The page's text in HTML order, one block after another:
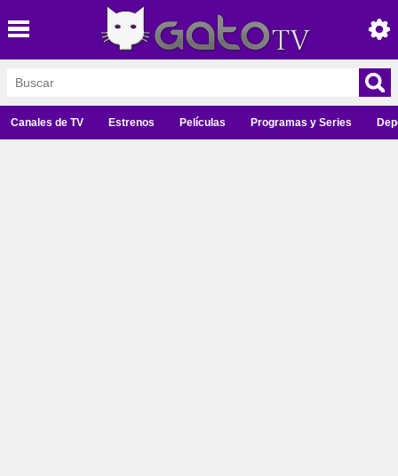
Canales de TV Estrenos Películas Programas y Series